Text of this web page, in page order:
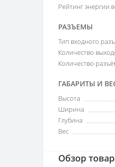
Рейтинг энергии
РАЗЪЕМЫ
Тип входного
Количество
Количество
ГАБАРИТЫ И
Высота
Ширина
Глубина
Вес
Обзор